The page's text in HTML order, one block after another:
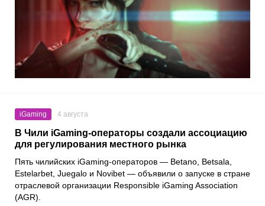
iGaming 4 августа
В Чили iGaming-операторы создали ассоциацию
для регулирования местного рынка
Пять чилийских iGaming-операторов — Betano, Betsala,
Estelarbet, Juegalo и Novibet — объявили о запуске в стране
отраслевой организации Responsible iGaming Association
(AGR).